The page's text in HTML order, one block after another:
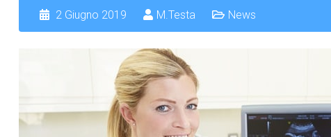
2 Giugno 2019 M.Testa News